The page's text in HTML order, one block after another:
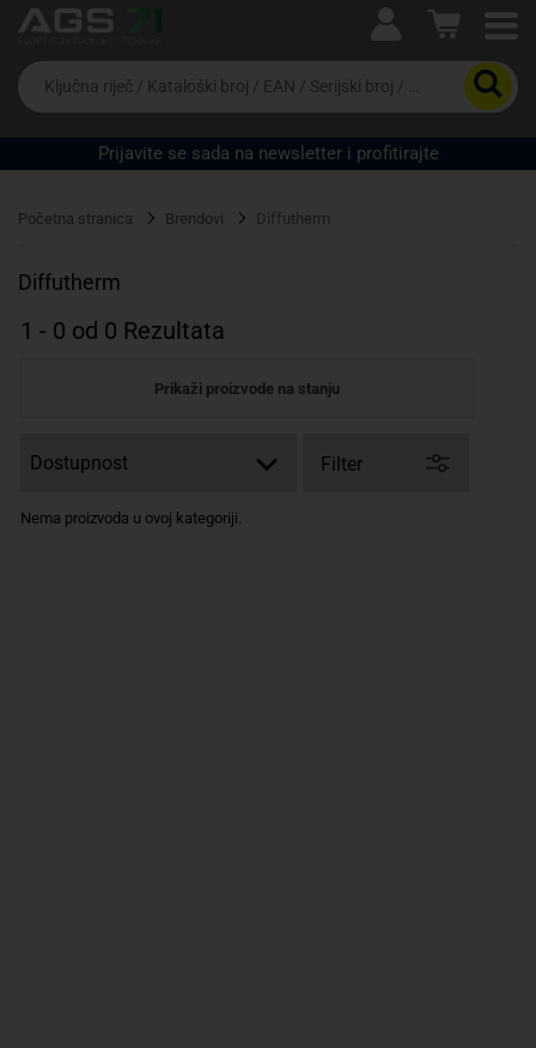
Ova postavka prilagođava asortiman proizvoda i
cijene vašim potrebama.
Da
biste
potražili
proizvod,
unesite
riječ,
EAN
serijski
Prijavite se sada na newsletter i profitirajte
Početna stranica Brendovi Diffutherm
Diffutherm
1 - 0 od 0 Rezultata
Prikaži proizvode na stanju
Filter
Nema proizvoda u ovoj kategoriji.